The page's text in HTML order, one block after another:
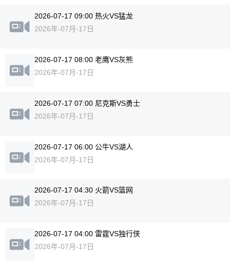
2026-07-17 09:00 热火VS猛龙
2026年-07月-17日
2026-07-17 08:00 老鹰VS灰熊
2026年-07月-17日
2026-07-17 07:00 尼克斯VS勇士
2026年-07月-17日
2026-07-17 06:00 公牛VS湖人
2026年-07月-17日
2026-07-17 04:30 火箭VS篮网
2026年-07月-17日
2026-07-17 04:00 雷霆VS独行侠
2026年-07月-17日